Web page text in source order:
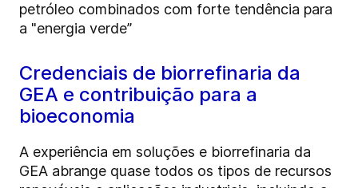
petróleo combinados com forte tendência para
a "energia verde”
Credenciais de biorrefinaria da
GEA e contribuição para a
bioeconomia
A experiência em soluções e biorrefinaria da
GEA abrange quase todos os tipos de recursos